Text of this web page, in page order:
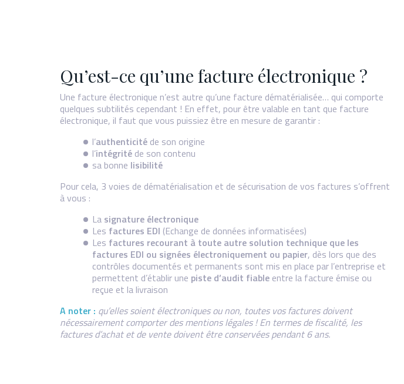
Qu’est-ce qu’une facture électronique ?
Une facture électronique n’est autre qu’une facture dématérialisée… qui comporte
quelques subtilités cependant ! En effet, pour être valable en tant que facture
électronique, il faut que vous puissiez être en mesure de garantir :
l’authenticité de son origine
l’intégrité de son contenu
sa bonne lisibilité
Pour cela, 3 voies de dématérialisation et de sécurisation de vos factures s’offrent
à vous :
La signature électronique
Les factures EDI (Echange de données informatisées)
Les factures recourant à toute autre solution technique que les
factures EDI ou signées électroniquement ou papier, dès lors que des
contrôles documentés et permanents sont mis en place par l’entreprise et
permettent d’établir une piste d’audit fiable entre la facture émise ou
reçue et la livraison
A noter : qu’elles soient électroniques ou non, toutes vos factures doivent
nécessairement comporter des mentions légales ! En termes de fiscalité, les
factures d’achat et de vente doivent être conservées pendant 6 ans.